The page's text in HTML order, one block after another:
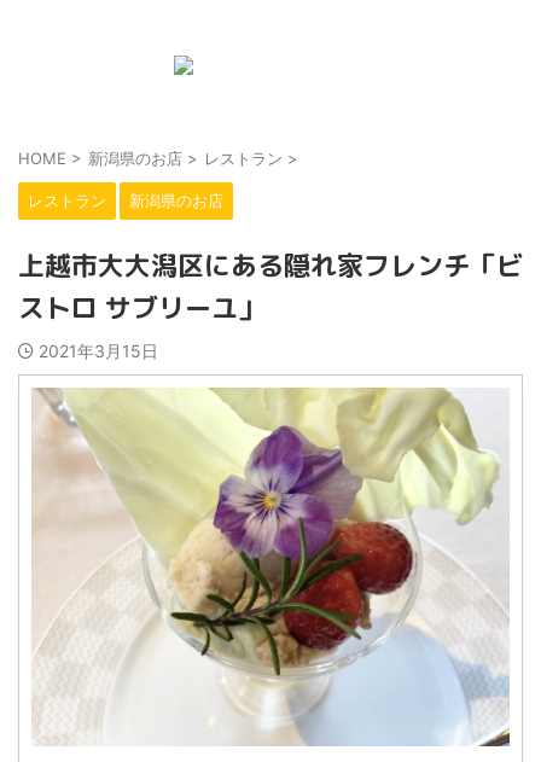
HOME > 新潟県のお店 > レストラン >
レストラン 新潟県のお店
上越市大大潟区にある隠れ家フレンチ「ビ
ストロ サブリーユ」
2021年3月15日